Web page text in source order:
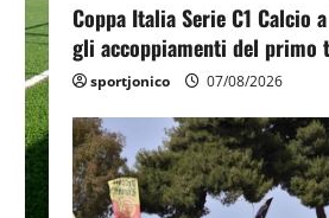
Coppa Italia Serie C1 Calcio
gli accoppiamenti del primo
sportjonico 07/08/2026